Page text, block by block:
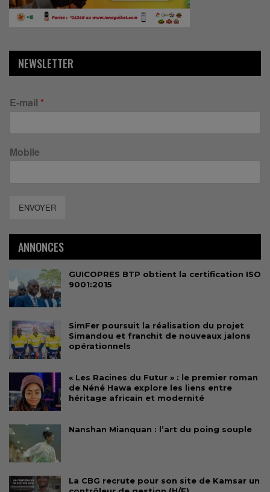
NEWSLETTER
E-mail *
Mobile
ENVOYER
ANNONCES
GUICOPRES BTP obtient la certification ISO
9001:2015
SimFer poursuit la réalisation du projet
Simandou et franchit de nouveaux jalons
opérationnels
« Les Racines du Futur » : le premier roman
de Néné Hawa explore les liens entre
héritage africain et modernité
Nanshan Mianquan : l’art du poing souple
La CBG recrute pour son site de Kamsar un